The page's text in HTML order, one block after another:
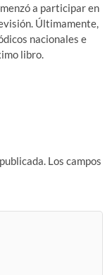
a participar en
Últimamente,
nacionales e
libro.
Los campos